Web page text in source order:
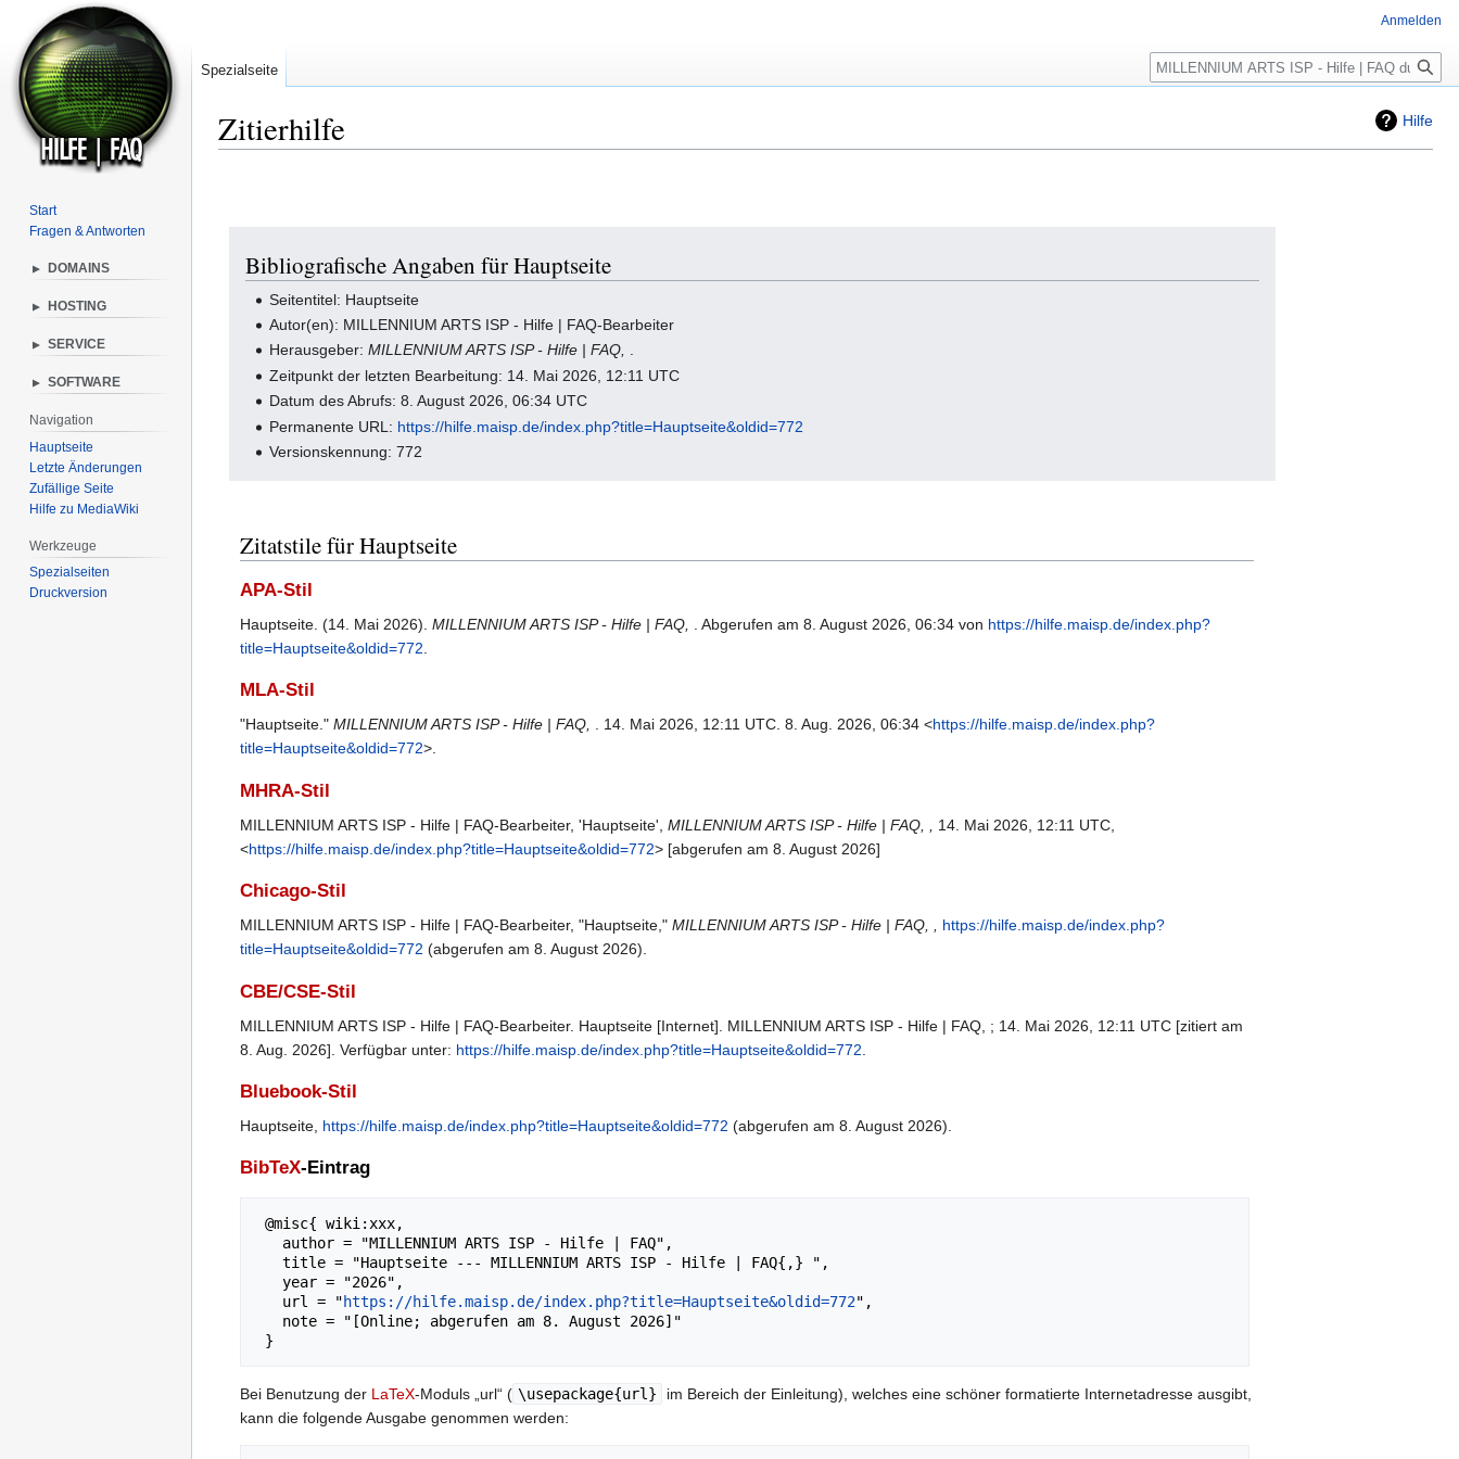
Hilfe
Zitierhilfe
Bibliografische Angaben für Hauptseite
Seitentitel: Hauptseite
Autor(en): MILLENNIUM ARTS ISP - Hilfe | FAQ-Bearbeiter
Herausgeber:MILLENNIUM ARTS ISP - Hilfe | FAQ, .
Zeitpunkt der letzten Bearbeitung: 14. Mai 2026, 12:11 UTC
Datum des Abrufs: 8. August 2026, 06:34 UTC
Permanente URL: https://hilfe.maisp.de/index.php?title=Hauptseite&oldid=772
Versionskennung: 772
Zitatstile für Hauptseite
APA-Stil
Hauptseite. (14. Mai 2026). MILLENNIUM ARTS ISP - Hilfe | FAQ, . Abgerufen am 8. August 2026, 06:34 von https://hilfe.maisp.de/index.php?
title=Hauptseite&oldid=772
MLA-Stil
"Hauptseite." MILLENNIUM ARTS ISP - Hilfe | FAQ, . 14. Mai 2026, 12:11 UTC. 8. Aug. 2026, 06:34 <https://hilfe.maisp.de/index.php?
title=Hauptseite&oldid=772>.
MHRA-Stil
MILLENNIUM ARTS ISP - Hilfe | FAQ-Bearbeiter, 'Hauptseite', MILLENNIUM ARTS ISP - Hilfe | FAQ, ,
14. Mai 2026, 12:11 UTC,
<https://hilfe.maisp.de/index.php?title=Hauptseite&oldid=772> [abgerufen am 8. August 2026]
Chicago-Stil
MILLENNIUM ARTS ISP - Hilfe | FAQ-Bearbeiter, "Hauptseite," MILLENNIUM ARTS ISP - Hilfe | FAQ, , https://hilfe.maisp.de/index.php?
title=Hauptseite&oldid=772 (abgerufen am 8. August 2026).
CBE/CSE-Stil
MILLENNIUM ARTS ISP - Hilfe | FAQ-Bearbeiter. Hauptseite [Internet]. MILLENNIUM ARTS ISP - Hilfe | FAQ, ; 14. Mai 2026, 12:11 UTC [zitiert am
8. Aug. 2026]. Verfügbar unter: https://hilfe.maisp.de/index.php?title=Hauptseite&oldid=772
Bluebook-Stil
Hauptseite, https://hilfe.maisp.de/index.php?title=Hauptseite&oldid=772 (abgerufen am 8. August 2026).
BibTeX-Eintrag
   url = "
https://hilfe.maisp.de/index.php?title=Hauptseite&oldid=772",
Bei Benutzung der LaTeX-Moduls „url“ ( \usepackage{url}
im Bereich der Einleitung), welches eine schöner formatierte Internetadresse ausgibt,
kann die folgende Ausgabe genommen werden:
Anmelden
Spezialseite
Start
Fragen & Antworten
▼ DOMAINS
▼ HOSTING
▼ SERVICE
▼ SOFTWARE
Navigation
Hauptseite
Letzte Änderungen
Zufällige Seite
Hilfe zu MediaWiki
Werkzeuge
Spezialseiten
Druckversion